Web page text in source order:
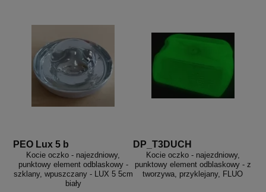
PEO Lux 5 b
Kocie oczko - najezdniowy,
punktowy element odblaskowy -
szklany, wpuszczany - LUX 5 5cm
biały
DP_T3DUCH
Kocie oczko - najezdniowy,
punktowy element odblaskowy - z
tworzywa, przyklejany, FLUO